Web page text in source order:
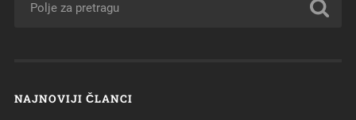
NAJNOVIJI ČLANCI